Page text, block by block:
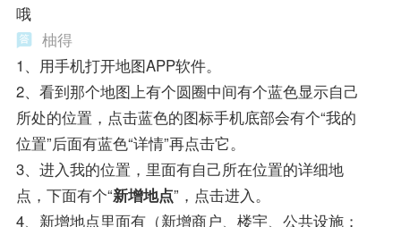
哦
柚得
1、用手机打开地图APP软件。
2、看到那个地图上有个圆圈中间有个蓝色显示自己
所处的位置，点击蓝色的图标手机底部会有个“我的
位置”后面有蓝色“详情”再点击它。
3、进入我的位置，里面有自己所在位置的详细地
点，下面有个“新增地点”，点击进入。
4、新增地点里面有（新增商户、楼宇、公共设施；